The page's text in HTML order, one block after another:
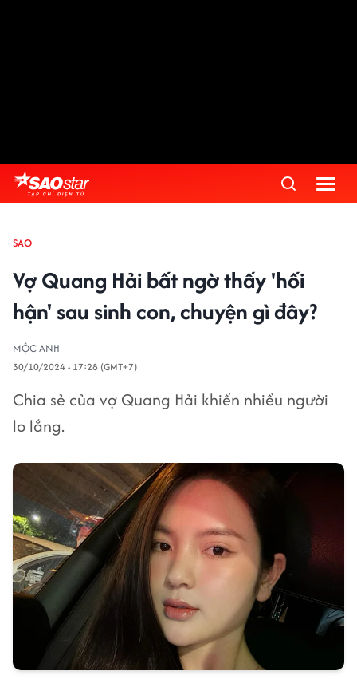
SAO
Vợ Quang Hải bất ngờ thấy 'hối
hận' sau sinh con, chuyện gì đây?
MỘC ANH
30/10/2024 - 17:28 (GMT+7)
Chia sẻ của vợ Quang Hải khiến nhiều người
lo lắng.